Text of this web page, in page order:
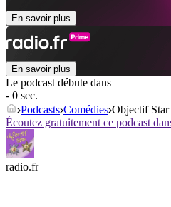
En savoir plus
En savoir plus
Le podcast débute dans
- 0 sec.
Podcasts Comédies Objectif Star
Écoutez gratuitement ce podcast
radio.fr